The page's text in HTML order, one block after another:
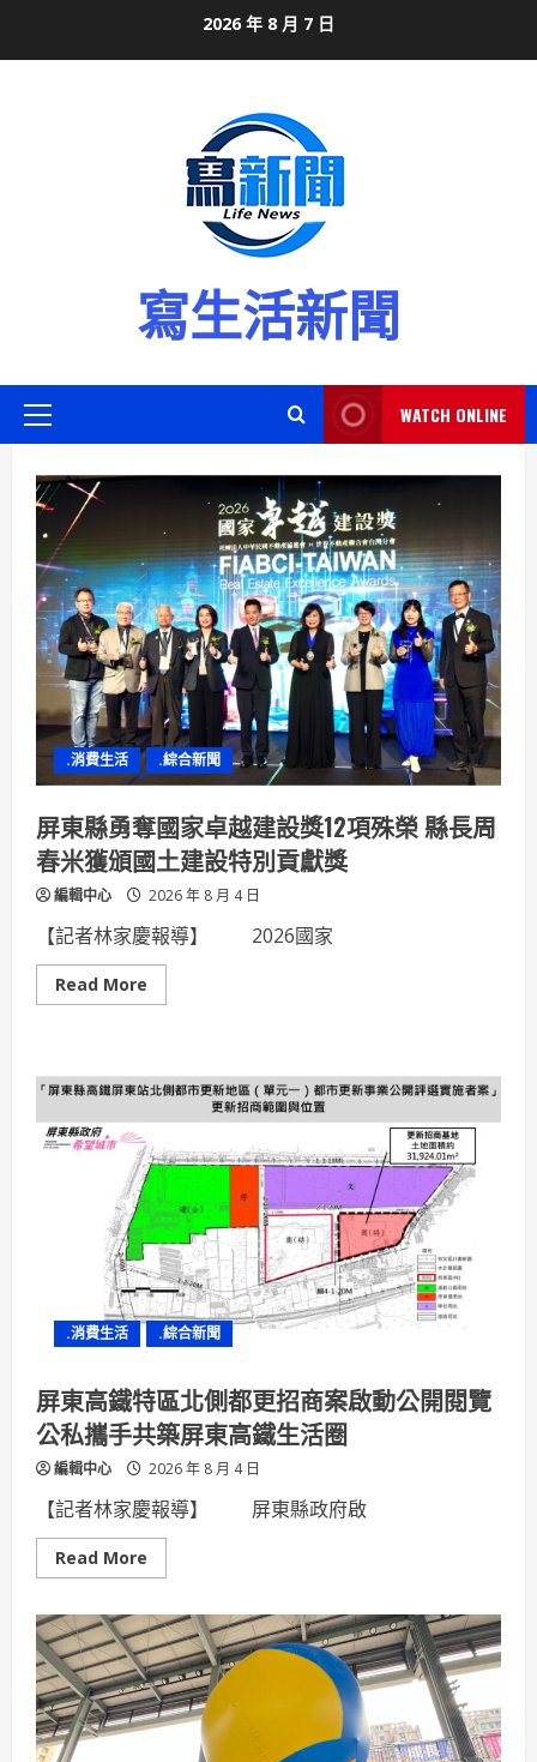
2026 年 8 月 7 日
寫生活新聞
Primary
WATCH ONLINE
.消費生活 .綜合新聞
屏東縣勇奪國家卓越建設獎12項殊榮 縣長周
春米獲頒國土建設特別貢獻獎
編輯中心 2026 年 8 月 4 日
【記者林家慶報導】 2026國家
Read More
more
勇
奪
國
卓
越
建
設
獎
12
項
殊
榮
縣
長
周
春
獲
頒
國
土
建
設
別
貢
獻
.消費生活 .綜合新聞
屏東高鐵特區北側都更招商案啟動公開閱覽
公私攜手共築屏東高鐵生活圈
編輯中心 2026 年 8 月 4 日
【記者林家慶報導】 屏東縣政府啟
Read More
more
東
高
鐵
特
區
北
側